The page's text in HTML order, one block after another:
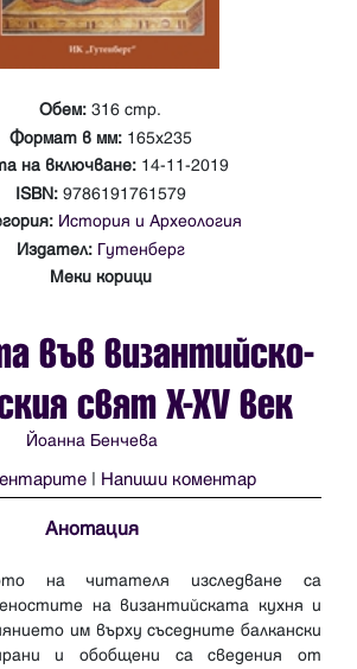
Обем: 316 стр.
Формат в мм: 165х235
на включване: 14-11-2019
ISBN: 9786191761579
История и Археология
Издател: Гутенберг
Меки корици
във византийско-
свят Х-ХV век
Йоанна Бенчева
| Напиши коментар
Анотация
на читателя изследване са
на византийската кухня и
им върху съседните балкански
и обобщени са сведения от